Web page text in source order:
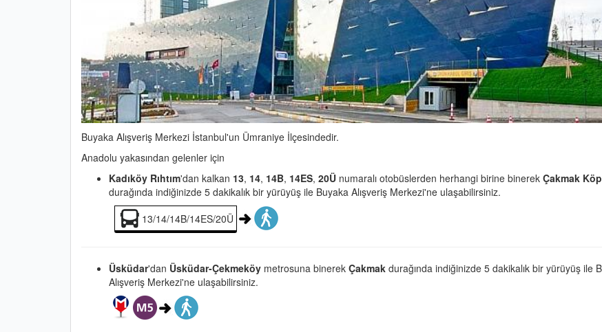
Buyaka Alışveriş Merkezi İstanbul'un Ümraniye İlçesindedir.
Anadolu yakasından gelenler için
Kadıköy Rıhtım'dan kalkan 13, 14, 14B, 14ES, 20Ü numaralı otobüslerden herhangi birine binerek Çakmak
durağında indiğinizde 5 dakikalık bir yürüyüş ile Buyaka Alışveriş Merkezi'ne ulaşabilirsiniz.
13/14/14B/14ES/20Ü
Üsküdar'dan Üsküdar-Çekmeköy metrosuna binerek Çakmak durağında indiğinizde 5 dakikalık bir yürüyüş ile
Alışveriş Merkezi'ne ulaşabilirsiniz.